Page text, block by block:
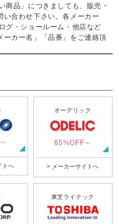
商品」につきましても、販売・
い合わせ下さい。各メーカー
グ・ショールーム・他店など
カー名」「品番」をご連絡頂
トへ
オーデリック
65%OFF～
> メーカーサイトへ
東芝ライテック